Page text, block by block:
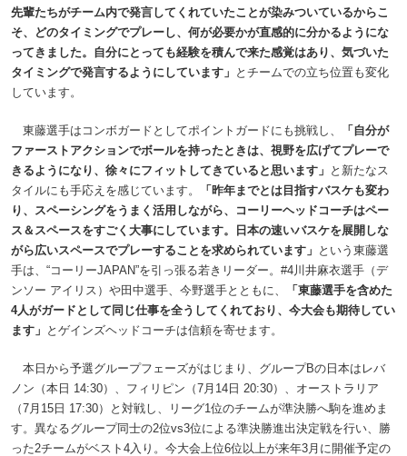
先輩たちがチーム内で発言してくれていたことが染みついているからこ
そ、どのタイミングでプレーし、何が必要かが直感的に分かるようにな
ってきました。自分にとっても経験を積んで来た感覚はあり、気づいた
タイミングで発言するようにしています」 とチームでの立ち位置も変化
しています。
東藤選手はコンボガードとしてポイントガードにも挑戦し、
「自分が
ファーストアクションでボールを持ったときは、視野を広げてプレーで
きるようになり、徐々にフィットしてきていると思います」 と新たなス
タイルにも手応えを感じています。
「昨年までとは目指すバスケも変わ
り、スペーシングをうまく活用しながら、コーリーヘッドコーチはペー
ス＆スペースをすごく大事にしています。日本の速いバスケを展開しな
がら広いスペースでプレーすることを求められています」 という東藤選
手は、“コーリーJAPAN”を引っ張る若きリーダー。#4川井麻衣選手（デ
ンソー アイリス）や田中選手、今野選手とともに、
「東藤選手を含めた
4人がガードとして同じ仕事を全うしてくれており、今大会も期待してい
ます」 とゲインズヘッドコーチは信頼を寄せます。
本日から予選グループフェーズがはじまり、グループBの日本はレバ
ノン（本日 14:30）、フィリピン（7月14日 20:30）、オーストラリア
（7月15日 17:30）と対戦し、リーグ1位のチームが準決勝へ駒を進めま
す。異なるグループ同士の2位vs3位による準決勝進出決定戦を行い、勝
った2チームがベスト4入り。今大会上位6位以上が来年3月に開催予定の